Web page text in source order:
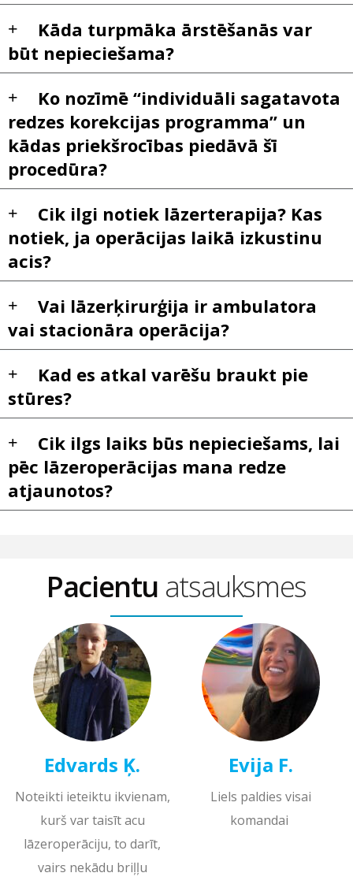
Kāda turpmāka ārstēšanās var
būt nepieciešama?
Ko nozīmē “individuāli sagatavota
redzes korekcijas programma” un
kādas priekšrocības piedāvā šī
procedūra?
Cik ilgi notiek lāzerterapija? Kas
notiek, ja operācijas laikā izkustinu
acis?
Vai lāzerķirurģija ir ambulatora
vai stacionāra operācija?
Kad es atkal varēšu braukt pie
stūres?
Cik ilgs laiks būs nepieciešams, lai
pēc lāzeroperācijas mana redze
atjaunotos?
Pacientu atsauksmes
Edvards Ķ.
Noteikti ieteiktu ikvienam,
kurš var taisīt acu
lāzeroperāciju, to darīt,
vairs nekādu briļļu
Evija F.
Liels paldies visai
komandai